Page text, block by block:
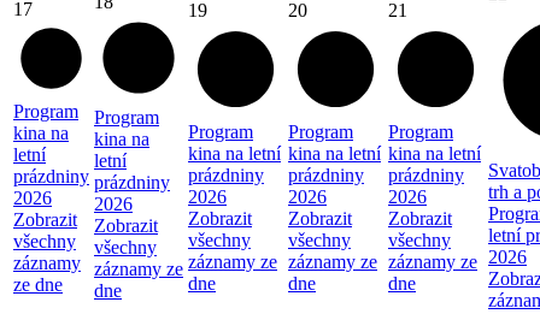
17
Program
kina na
letní
prázdniny
2026
Zobrazit
všechny
záznamy
ze dne
Program
kina na
letní
prázdniny
2026
Zobrazit
všechny
záznamy ze
dne
19
Program
kina na letní
prázdniny
2026
Zobrazit
všechny
záznamy ze
dne
20
Program
kina na letní
prázdniny
2026
Zobrazit
všechny
záznamy ze
dne
21
Program
kina na letní
prázdniny
2026
Zobrazit
všechny
záznamy ze
dne
trh a
letní
2026